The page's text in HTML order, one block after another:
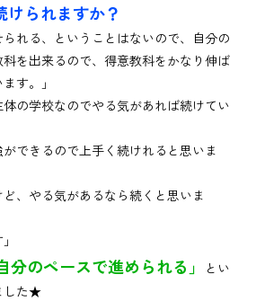
けられますか？
られる、ということはないので、自分の
を出来るので、得意教科をかなり伸ば
す。」
体の学校なのでやる気があれば続けてい
ができるので上手く続けれると思いま
ど、やる気があるなら続くと思いま
分のペースで進められる」
とい
した★